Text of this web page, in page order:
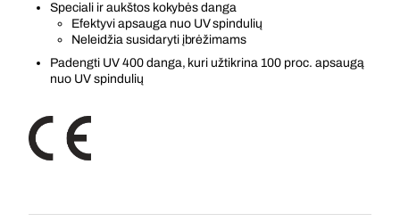
Speciali ir aukštos kokybės danga
Efektyvi apsauga nuo UV spindulių
Neleidžia susidaryti įbrėžimams
Padengti UV 400 danga, kuri užtikrina 100 proc. apsaugą
nuo UV spindulių